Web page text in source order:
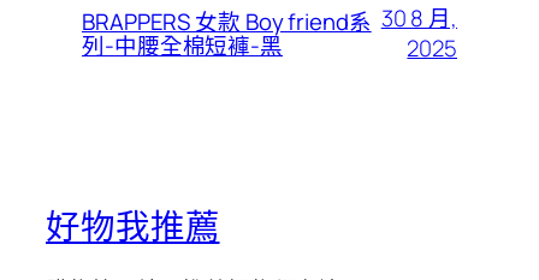
BRAPPERS 女款 Boy friend系
列-中腰全棉短褲-黑
30 8 月,
2025
好物我推薦